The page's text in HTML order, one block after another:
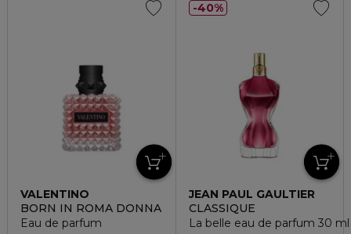
VALENTINO
BORN IN ROMA DONNA
Eau de parfum
JEAN PAUL GAULTIER
CLASSIQUE
La belle eau de parfum 30 ml
40%